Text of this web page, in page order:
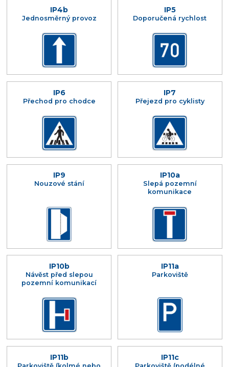
IP4b
Jednosměrný provoz
IP5
Doporučená rychlost
IP6
Přechod pro chodce
IP7
Přejezd pro cyklisty
IP9
Nouzové stání
IP10a
Slepá pozemní
komunikace
IP10b
Návěst před slepou
pozemní komunikací
IP11a
Parkoviště
IP11b IP11c